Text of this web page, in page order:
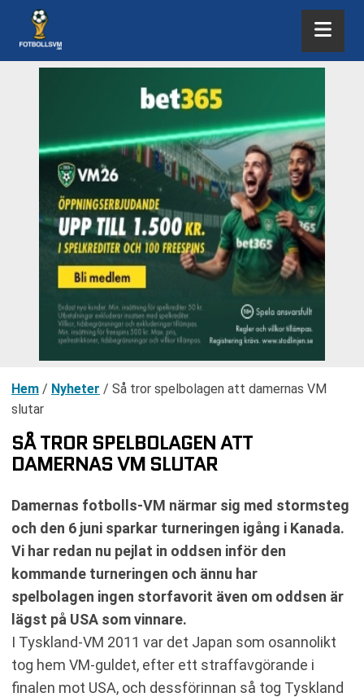
Hem / Nyheter / Så tror spelbolagen att damernas VM
slutar
SÅ TROR SPELBOLAGEN ATT
DAMERNAS VM SLUTAR
Damernas fotbolls-VM närmar sig med stormsteg
och den 6 juni sparkar turneringen igång i Kanada.
Vi har redan nu pejlat in oddsen inför den
kommande turneringen och ännu har
spelbolagen ingen storfavorit även om oddsen är
lägst på USA som vinnare.
I Tyskland-VM 2011 var det Japan som osannolikt
tog hem VM-guldet, efter ett straffavgörande i
finalen mot USA, och dessförinnan så tog Tyskland